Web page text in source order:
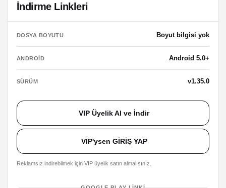
İndirme Linkleri
DOSYA BOYUTU Boyut bilgisi yok
ANDROID Android 5.0+
SÜRÜM v1.35.0
VIP Üyelik Al ve İndir
VIP'ysen GİRİŞ YAP
Reklamsız indirebilmek için VIP üyelik satın almalısınız.